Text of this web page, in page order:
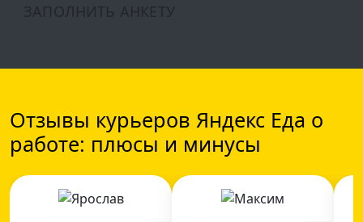
ЗАПОЛНИТЬ АНКЕТУ
Отзывы курьеров Яндекс Еда о
работе: плюсы и минусы